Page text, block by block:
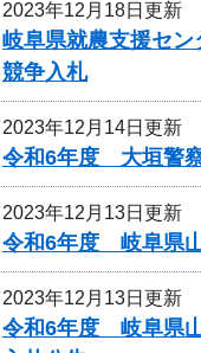
2023年12月18日更新
岐阜県就農支援セ
競争入札
2023年12月14日更新
令和6年度 大垣警
2023年12月13日更新
令和6年度 岐阜県
2023年12月13日更新
令和6年度 岐阜県